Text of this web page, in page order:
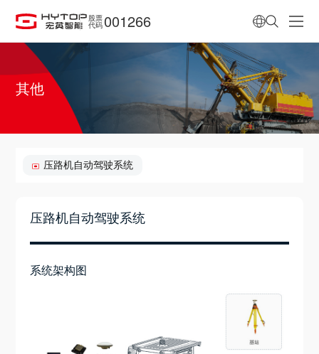
股票
代码 001266
其他
压路机自动驾驶系统
压路机自动驾驶系统
系统架构图